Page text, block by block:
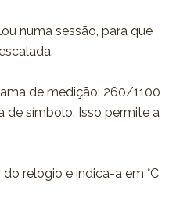
numa sessão, para que
de medição: 260/1100
de símbolo. Isso permite a
relógio e indica-a em °C